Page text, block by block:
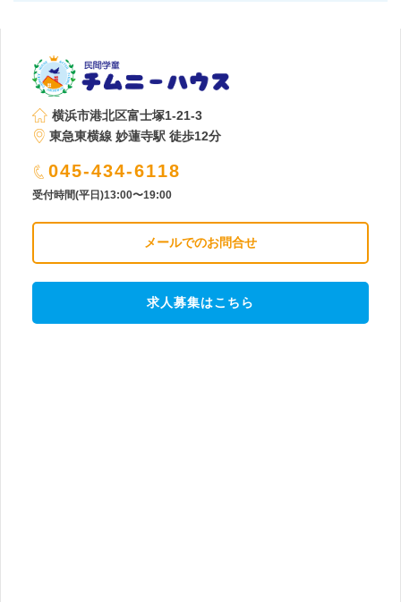
横浜市港北区富士塚1-21-3
東急東横線 妙蓮寺駅 徒歩12分
045-434-6118
受付時間(平日)13:00〜19:00
メールでのお問合せ
求人募集はこちら